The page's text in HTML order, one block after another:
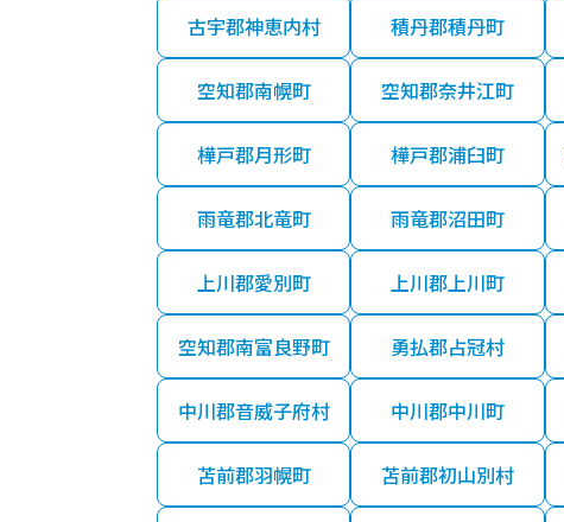
古宇郡神恵内村 積丹郡積丹町
空知郡南幌町 空知郡奈井江町
樺戸郡月形町 樺戸郡浦臼町
雨竜郡北竜町 雨竜郡沼田町
上川郡愛別町 上川郡上川町
空知郡南富良野町 勇払郡占冠村
中川郡音威子府村 中川郡中川町
苫前郡羽幌町 苫前郡初山別村